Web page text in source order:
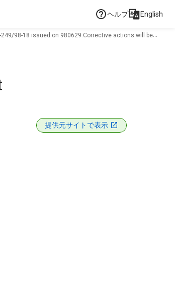
ヘルプ English
98-18 issued on 980629.Corrective actions will be
提供元サイトで表示